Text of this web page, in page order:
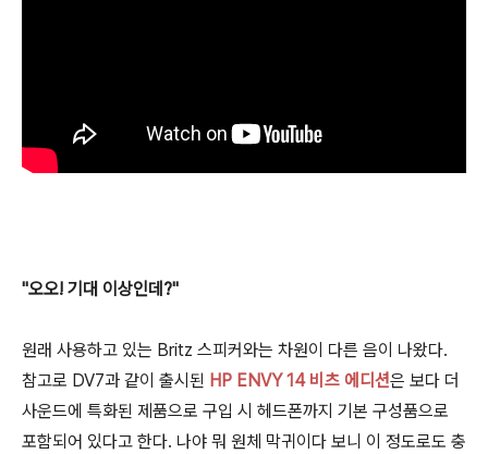
"오오! 기대 이상인데?"
원래 사용하고 있는 Britz 스피커와는 차원이 다른 음이 나왔다.
참고로 DV7과 같이 출시된 HP ENVY 14 비츠 에디션은 보다 더
사운드에 특화된 제품으로 구입 시 헤드폰까지 기본 구성품으로
포함되어 있다고 한다. 나야 뭐 원체 막귀이다 보니 이 정도로도 충